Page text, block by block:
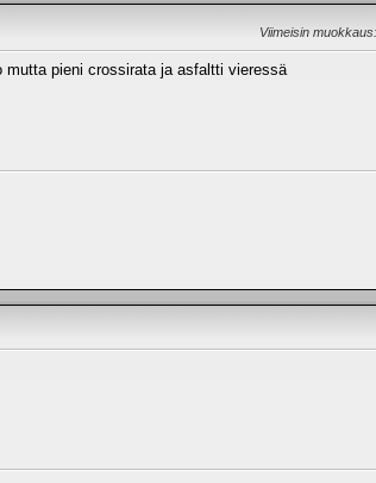
Viimeisin muokkaus
pieni crossirata ja asfaltti vieressä